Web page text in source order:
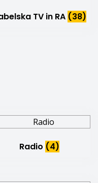
TV in RA (38)
Radio (4)